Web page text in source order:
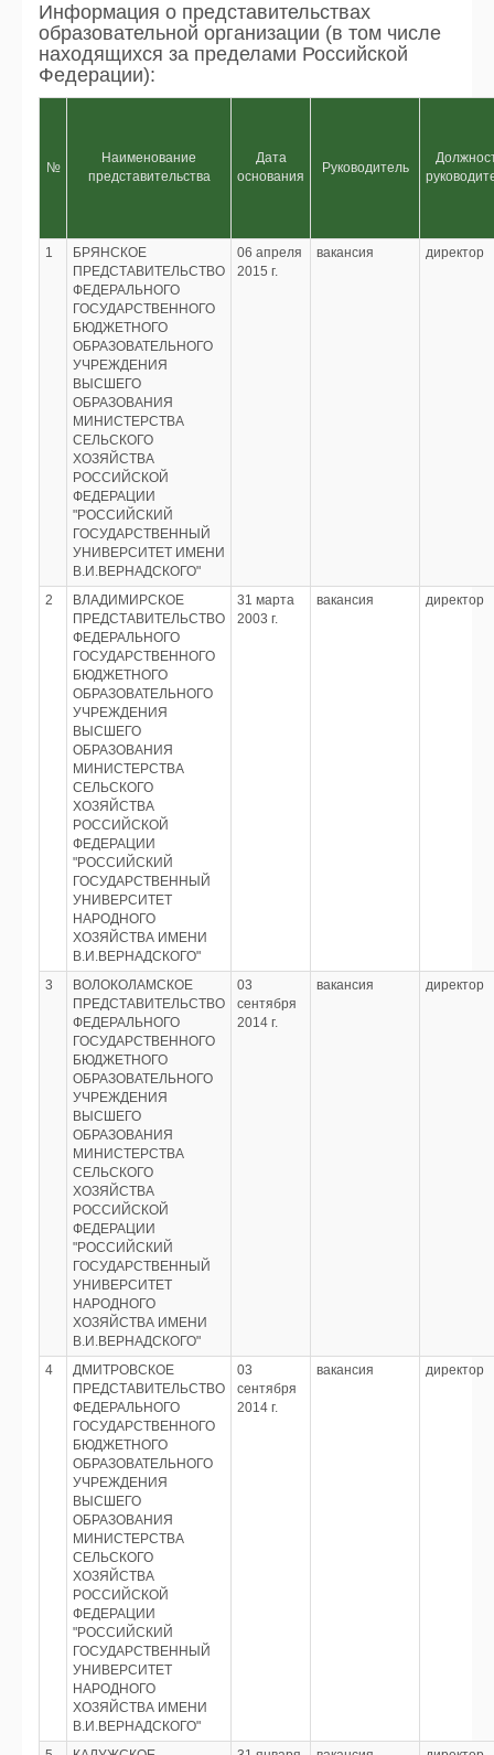
Информация о представительствах
образовательной организации (в том числе
находящихся за пределами Российской
Федерации):
№
Наименование
представительства
Дата
основания
Руководитель
1
БРЯНСКОЕ
ПРЕДСТАВИТЕЛЬСТВО
ФЕДЕРАЛЬНОГО
ГОСУДАРСТВЕННОГО
БЮДЖЕТНОГО
ОБРАЗОВАТЕЛЬНОГО
УЧРЕЖДЕНИЯ
ВЫСШЕГО
ОБРАЗОВАНИЯ
МИНИСТЕРСТВА
СЕЛЬСКОГО
ХОЗЯЙСТВА
РОССИЙСКОЙ
ФЕДЕРАЦИИ
"РОССИЙСКИЙ
ГОСУДАРСТВЕННЫЙ
УНИВЕРСИТЕТ ИМЕНИ
В.И.ВЕРНАДСКОГО"
06 апреля
2015 г.
вакансия директор
2
ВЛАДИМИРСКОЕ
ПРЕДСТАВИТЕЛЬСТВО
ФЕДЕРАЛЬНОГО
ГОСУДАРСТВЕННОГО
БЮДЖЕТНОГО
ОБРАЗОВАТЕЛЬНОГО
УЧРЕЖДЕНИЯ
ВЫСШЕГО
ОБРАЗОВАНИЯ
МИНИСТЕРСТВА
СЕЛЬСКОГО
ХОЗЯЙСТВА
РОССИЙСКОЙ
ФЕДЕРАЦИИ
"РОССИЙСКИЙ
ГОСУДАРСТВЕННЫЙ
УНИВЕРСИТЕТ
НАРОДНОГО
ХОЗЯЙСТВА ИМЕНИ
В.И.ВЕРНАДСКОГО"
31 марта
2003 г.
вакансия директор
3
ВОЛОКОЛАМСКОЕ
ПРЕДСТАВИТЕЛЬСТВО
ФЕДЕРАЛЬНОГО
ГОСУДАРСТВЕННОГО
БЮДЖЕТНОГО
ОБРАЗОВАТЕЛЬНОГО
УЧРЕЖДЕНИЯ
ВЫСШЕГО
ОБРАЗОВАНИЯ
МИНИСТЕРСТВА
СЕЛЬСКОГО
ХОЗЯЙСТВА
РОССИЙСКОЙ
ФЕДЕРАЦИИ
"РОССИЙСКИЙ
ГОСУДАРСТВЕННЫЙ
УНИВЕРСИТЕТ
НАРОДНОГО
ХОЗЯЙСТВА ИМЕНИ
В.И.ВЕРНАДСКОГО"
03
сентября
2014 г.
вакансия директор
4
ДМИТРОВСКОЕ
ПРЕДСТАВИТЕЛЬСТВО
ФЕДЕРАЛЬНОГО
ГОСУДАРСТВЕННОГО
БЮДЖЕТНОГО
ОБРАЗОВАТЕЛЬНОГО
УЧРЕЖДЕНИЯ
ВЫСШЕГО
ОБРАЗОВАНИЯ
МИНИСТЕРСТВА
СЕЛЬСКОГО
ХОЗЯЙСТВА
РОССИЙСКОЙ
ФЕДЕРАЦИИ
"РОССИЙСКИЙ
ГОСУДАРСТВЕННЫЙ
УНИВЕРСИТЕТ
НАРОДНОГО
ХОЗЯЙСТВА ИМЕНИ
В.И.ВЕРНАДСКОГО"
03
сентября
2014 г.
вакансия директор